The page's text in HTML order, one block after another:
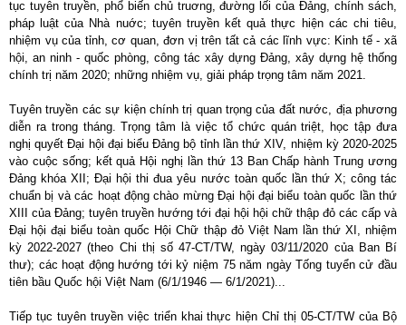
tục tuyên truyền, phổ biến chủ truơng, đường lối của Đảng, chính sách,
pháp luật của Nhà nuớc; tuyên truyền kết quả thực hiện các chi tiêu,
nhiệm vụ của tỉnh, cơ quan, đơn vị trên tất cả các lĩnh vực: Kinh tế - xã
hội, an ninh - quốc phòng, công tác xây dựng Đảng, xây dựng hệ thống
chính trị năm 2020; những nhiệm vụ, giải pháp trọng tâm năm 2021.
Tuyên truyền các sự kiện chính trị quan trọng của đất nước, địa phương
diễn ra trong tháng. Trọng tâm là việc tổ chức quán triệt, học tập đưa
nghị quyết Đại hội đại biểu Đảng bộ tỉnh lần thứ XIV, nhiệm kỳ 2020-2025
vào cuộc sống; kết quả Hội nghị lần thứ 13 Ban Chấp hành Trung ương
Đảng khóa XII; Đại hội thi đua yêu nước toàn quốc lần thứ X; công tác
chuẩn bị và các hoạt động chào mừng Đại hội đại biểu toàn quốc lần thứ
XIII của Đảng; tuyên truyền hướng tới đại hội hội chữ thập đỏ các cấp và
Đại hội đại biểu toàn quốc Hội Chữ thập đỏ Việt Nam lần thứ XI, nhiệm
kỳ 2022-2027 (theo Chi thị số 47-CT/TW, ngày 03/11/2020 của Ban Bí
thư); các hoạt động hướng tới kỷ niệm 75 năm ngày Tống tuyển cử đầu
tiên bầu Quốc hội Việt Nam (6/1/1946 — 6/1/2021)...
Tiếp tục tuyên truyền việc triển khai thực hiện Chỉ thị 05-CT/TW của Bộ